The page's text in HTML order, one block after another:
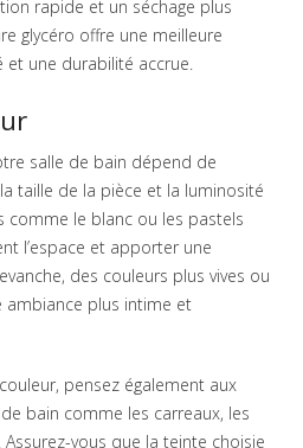
rapide et un séchage plus
glycéro offre une meilleure
et une durabilité accrue.
salle de bain dépend de
taille de la pièce et la luminosité
comme le blanc ou les pastels
l’espace et apporter une
des couleurs plus vives ou
ambiance plus intime et
pensez également aux
bain comme les carreaux, les
vous que la teinte choisie